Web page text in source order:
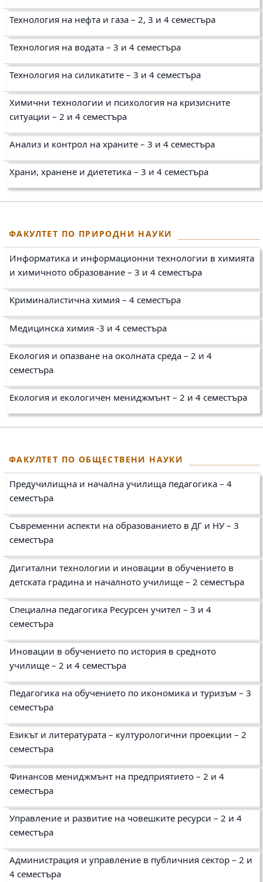
Технология на нефта и газа – 2, 3 и 4 семестъра
Технология на водата – 3 и 4 семестъра
Технология на силикатите – 3 и 4 семестъра
Химични технологии и психология на кризисните
ситуации – 2 и 4 семестъра
Aнализ и контрол на храните – 3 и 4 семестъра
Храни, хранене и диететика – 3 и 4 семестъра
ФАКУЛТЕТ ПО ПРИРОДНИ НАУКИ
Информатика и информационни технологии в химията
и химичното образование – 3 и 4 семестъра
Криминалистична химия – 4 семестъра
Медицинска химия -3 и 4 семестъра
Екология и опазване на околната среда – 2 и 4
семестъра
Екология и екологичен мениджмънт – 2 и 4 семестъра
ФАКУЛТЕТ ПО ОБЩЕСТВЕНИ НАУКИ
Предучилищна и начална училища педагогика – 4
семестъра
Съвременни аспекти на образованието в ДГ и НУ – 3
семестъра
Дигитални технологии и иновации в обучението в
детската градина и началното училище – 2 семестъра
Специална педагогика Ресурсен учител – 3 и 4
семестъра
Иновации в обучението по история в средното
училище – 2 и 4 семестъра
Педагогика на обучението по икономика и туризъм – 3
семестъра
Езикът и литературата – културологични проекции – 2
семестъра
Финансов мениджмънт на предприятието – 2 и 4
семестъра
Управление и развитие на човешките ресурси – 2 и 4
семестъра
Администрация и управление в публичния сектор – 2 и
4 семестъра